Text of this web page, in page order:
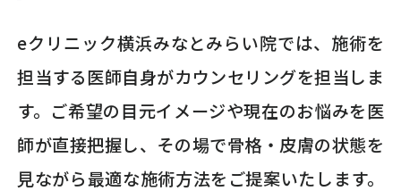
eクリニック横浜みなとみらい院では、施術を
担当する医師自身がカウンセリングを担当しま
す。ご希望の目元イメージや現在のお悩みを医
師が直接把握し、その場で骨格・皮膚の状態を
見ながら最適な施術方法をご提案いたします。